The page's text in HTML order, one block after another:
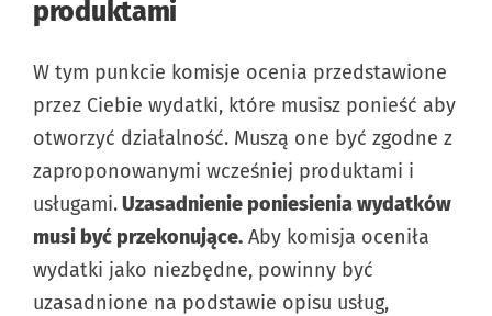
produktami
W tym punkcie komisje ocenia przedstawione
przez Ciebie wydatki, które musisz ponieść aby
otworzyć działalność. Muszą one być zgodne z
zaproponowanymi wcześniej produktami i
usługami.Uzasadnienie poniesienia wydatków
musi być przekonujące. Aby komisja oceniła
wydatki jako niezbędne, powinny być
uzasadnione na podstawie opisu usług,